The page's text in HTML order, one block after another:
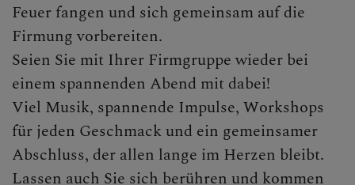
Feuer fangen und sich gemeinsam auf die
Firmung vorbereiten.
Seien Sie mit Ihrer Firmgruppe wieder bei
einem spannenden Abend mit dabei!
Viel Musik, spannende Impulse, Workshops
für jeden Geschmack und ein gemeinsamer
Abschluss, der allen lange im Herzen bleibt.
Lassen auch Sie sich berühren und kommen